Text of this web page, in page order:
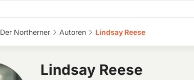
Der Northerner‎ Autoren‎ Lindsay Reese‎
Lindsay Reese